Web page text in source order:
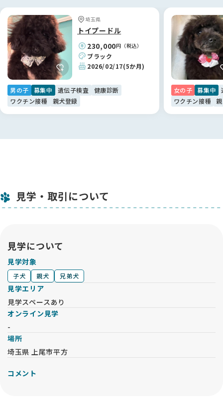
【BreederFamiliesへ】
色々なサイトを見て回りましたが、こちらのBreederFamilies
は情報の透明性が高く、非常に信頼できるサイトだと感じまし
た。
おかげさまで、江里川ブリーダーのような素敵な専門家と繋が
ることができ、納得のいく形で新しい家族探しができていま
す。
ありがとうございました。😊
埼玉県
トイプードル
230,000円（税込）
ブラック
2026/02/17(5か月)
男の子 募集中 遺伝子検査
健康診断
ワクチン接種
親犬登録
女の子 募集中
ワクチン接種
見学・取引について
見学について
見学対象
子犬 親犬 兄弟犬
見学エリア
見学スペースあり
オンライン見学
-
場所
埼玉県 上尾市平方
コメント